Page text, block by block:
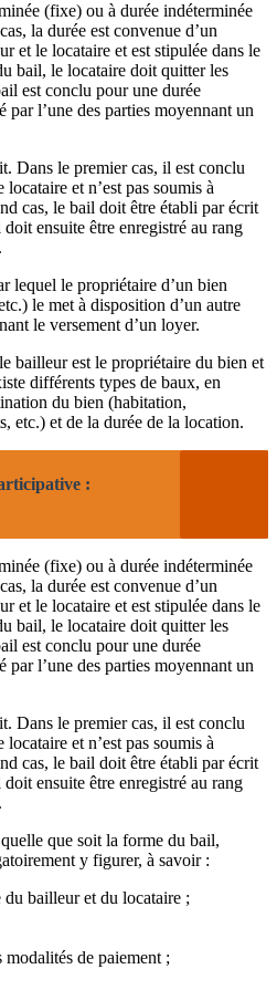
(fixe) ou à durée indéterminée
la durée est convenue d’un
et le locataire et est stipulée dans le
bail, le locataire doit quitter les
est conclu pour une durée
par l’une des parties moyennant un
Dans le premier cas, il est conclu
et n’est pas soumis à
cas, le bail doit être établi par écrit
ensuite être enregistré au rang
lequel le propriétaire d’un bien
le met à disposition d’un autre
le versement d’un loyer.
bailleur est le propriétaire du bien et
différents types de baux, en
du bien (habitation,
etc.) et de la durée de la location.
:
(fixe) ou à durée indéterminée
la durée est convenue d’un
et le locataire et est stipulée dans le
bail, le locataire doit quitter les
est conclu pour une durée
par l’une des parties moyennant un
Dans le premier cas, il est conclu
et n’est pas soumis à
cas, le bail doit être établi par écrit
ensuite être enregistré au rang
que soit la forme du bail,
y figurer, à savoir :
bailleur et du locataire ;
de paiement ;